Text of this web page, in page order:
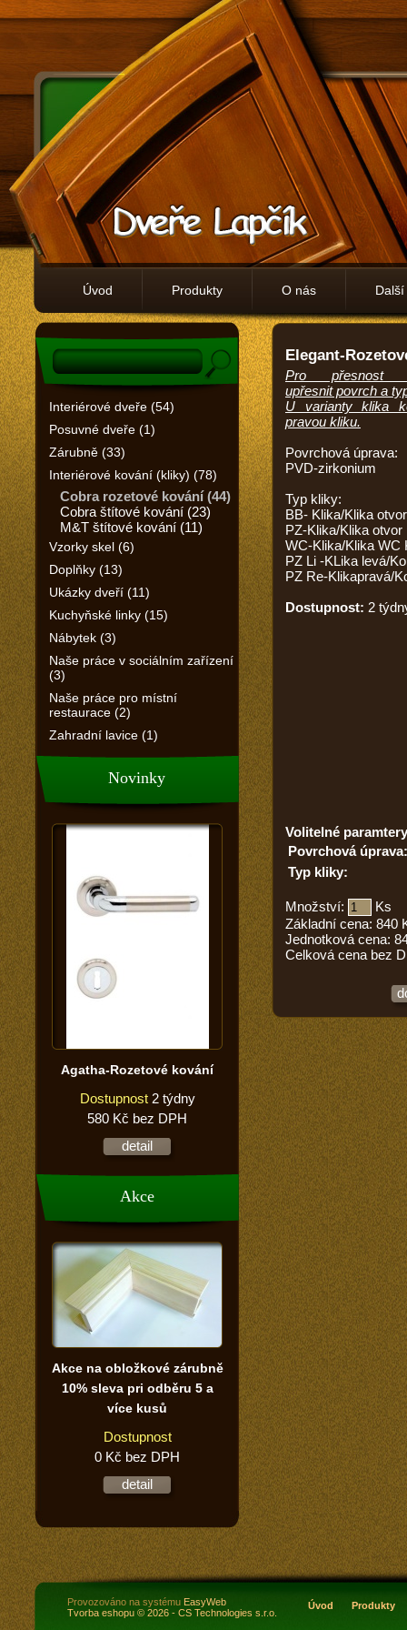
Úvod Produkty O nás
Interiérové dveře (54)
Posuvné dveře (1)
Zárubně (33)
Interiérové kování (kliky) (78)
Cobra rozetové kování (44)
Cobra štítové kování (23)
M&T štítové kování (11)
Vzorky skel (6)
Doplňky (13)
Ukázky dveří (11)
Kuchyňské linky (15)
Nábytek (3)
Naše práce v sociálním zařízení
(3)
Naše práce pro místní
restaurace (2)
Zahradní lavice (1)
Novinky
Agatha-Rozetové kování
Dostupnost 2 týdny
580 Kč bez DPH
detail
Akce
Akce na obložkové zárubně
10% sleva pri odběru 5 a
více kusů
Dostupnost
0 Kč bez DPH
detail
Elegant-
Pro přesnost
upřesnit povrch a
U varianty klika
pravou kliku.
Povrchová úprava:
PVD-zirkonium
Typ kliky:
BB- Klika/Klika
PZ-Klika/Klika
WC-Klika/Klika WC
PZ Li -KLika levá/
PZ Re-Klikapravá/
Dostupnost: 2
Volitelné
Povrchová úprava:
Typ kliky:
Množství:
Ks
Základní cena: 840
Jednotková cena:
Celková cena bez
Úvod Produkty
Provozováno na systému EasyWeb
Tvorba eshopu © 2026 - CS Technologies s.r.o.